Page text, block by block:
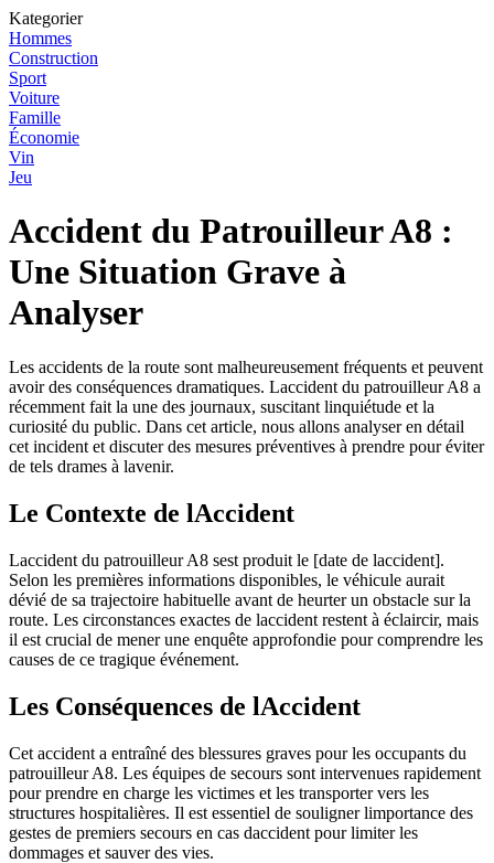
Kategorier
Hommes
Construction
Sport
Voiture
Famille
Économie
Vin
Jeu
Accident du Patrouilleur A8 :
Une Situation Grave à
Analyser
Les accidents de la route sont malheureusement fréquents et peuvent
avoir des conséquences dramatiques. Laccident du patrouilleur A8 a
récemment fait la une des journaux, suscitant linquiétude et la
curiosité du public. Dans cet article, nous allons analyser en détail
cet incident et discuter des mesures préventives à prendre pour éviter
de tels drames à lavenir.
Le Contexte de lAccident
Laccident du patrouilleur A8 sest produit le [date de laccident].
Selon les premières informations disponibles, le véhicule aurait
dévié de sa trajectoire habituelle avant de heurter un obstacle sur la
route. Les circonstances exactes de laccident restent à éclaircir, mais
il est crucial de mener une enquête approfondie pour comprendre les
causes de ce tragique événement.
Les Conséquences de lAccident
Cet accident a entraîné des blessures graves pour les occupants du
patrouilleur A8. Les équipes de secours sont intervenues rapidement
pour prendre en charge les victimes et les transporter vers les
structures hospitalières. Il est essentiel de souligner limportance des
gestes de premiers secours en cas daccident pour limiter les
dommages et sauver des vies.